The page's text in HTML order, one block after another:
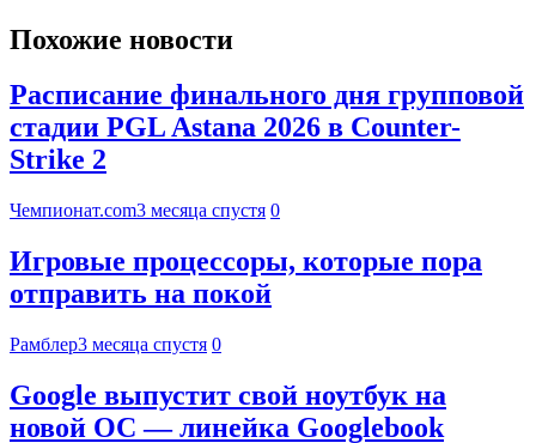
Похожие новости
Расписание финального дня групповой
стадии PGL Astana 2026 в Counter-
Strike 2
Чемпионат.com3 месяца спустя 0
Игровые процессоры, которые пора
отправить на покой
Рамблер3 месяца спустя 0
Google выпустит свой ноутбук на
новой ОС — линейка Googlebook